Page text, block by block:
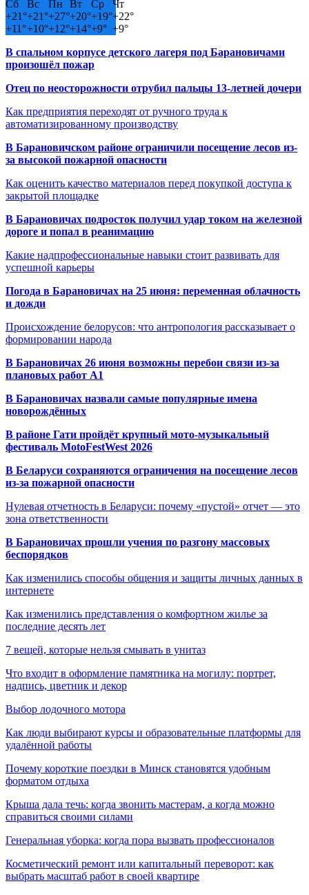
Сб
Вс Пн Вт Ср
Чт
+21°+21°+27°+20°+19°+22°
+11°+10°+12°+14°+9° +9°
В спальном корпусе детского лагеря под Барановичами
произошёл пожар
Отец по неосторожности отрубил пальцы 13-летней дочери
Как предприятия переходят от ручного труда к
автоматизированному производству
В Барановичском районе ограничили посещение лесов из-
за высокой пожарной опасности
Как оценить качество материалов перед покупкой доступа к
закрытой площадке
В Барановичах подросток получил удар током на железной
дороге и попал в реанимацию
Какие надпрофессиональные навыки стоит развивать для
успешной карьеры
Погода в Барановичах на 25 июня: переменная облачность
и дожди
Происхождение белорусов: что антропология рассказывает о
формировании народа
В Барановичах 26 июня возможны перебои связи из-за
плановых работ A1
В Барановичах назвали самые популярные имена
новорождённых
В районе Гати пройдёт крупный мото-музыкальный
фестиваль MotoFestWest 2026
В Беларуси сохраняются ограничения на посещение лесов
из-за пожарной опасности
Нулевая отчетность в Беларуси: почему «пустой» отчет — это
зона ответственности
В Барановичах прошли учения по разгону массовых
беспорядков
Как изменились способы общения и защиты личных данных в
интернете
Как изменились представления о комфортном жилье за
последние десять лет
7 вещей, которые нельзя смывать в унитаз
Что входит в оформление памятника на могилу: портрет,
надпись, цветник и декор
Выбор лодочного мотора
Как люди выбирают курсы и образовательные платформы для
удалённой работы
Почему короткие поездки в Минск становятся удобным
форматом отдыха
Крыша дала течь: когда звонить мастерам, а когда можно
справиться своими силами
Генеральная уборка: когда пора вызвать профессионалов
Косметический ремонт или капитальный переворот: как
выбрать масштаб работ в своей квартире